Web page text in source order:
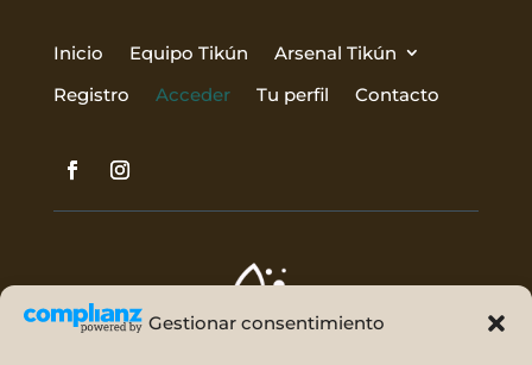
Gestionar consentimiento
Inicio Equipo Tikún
Arsenal Tikún
Registro
Acceder Tu perfil Contacto